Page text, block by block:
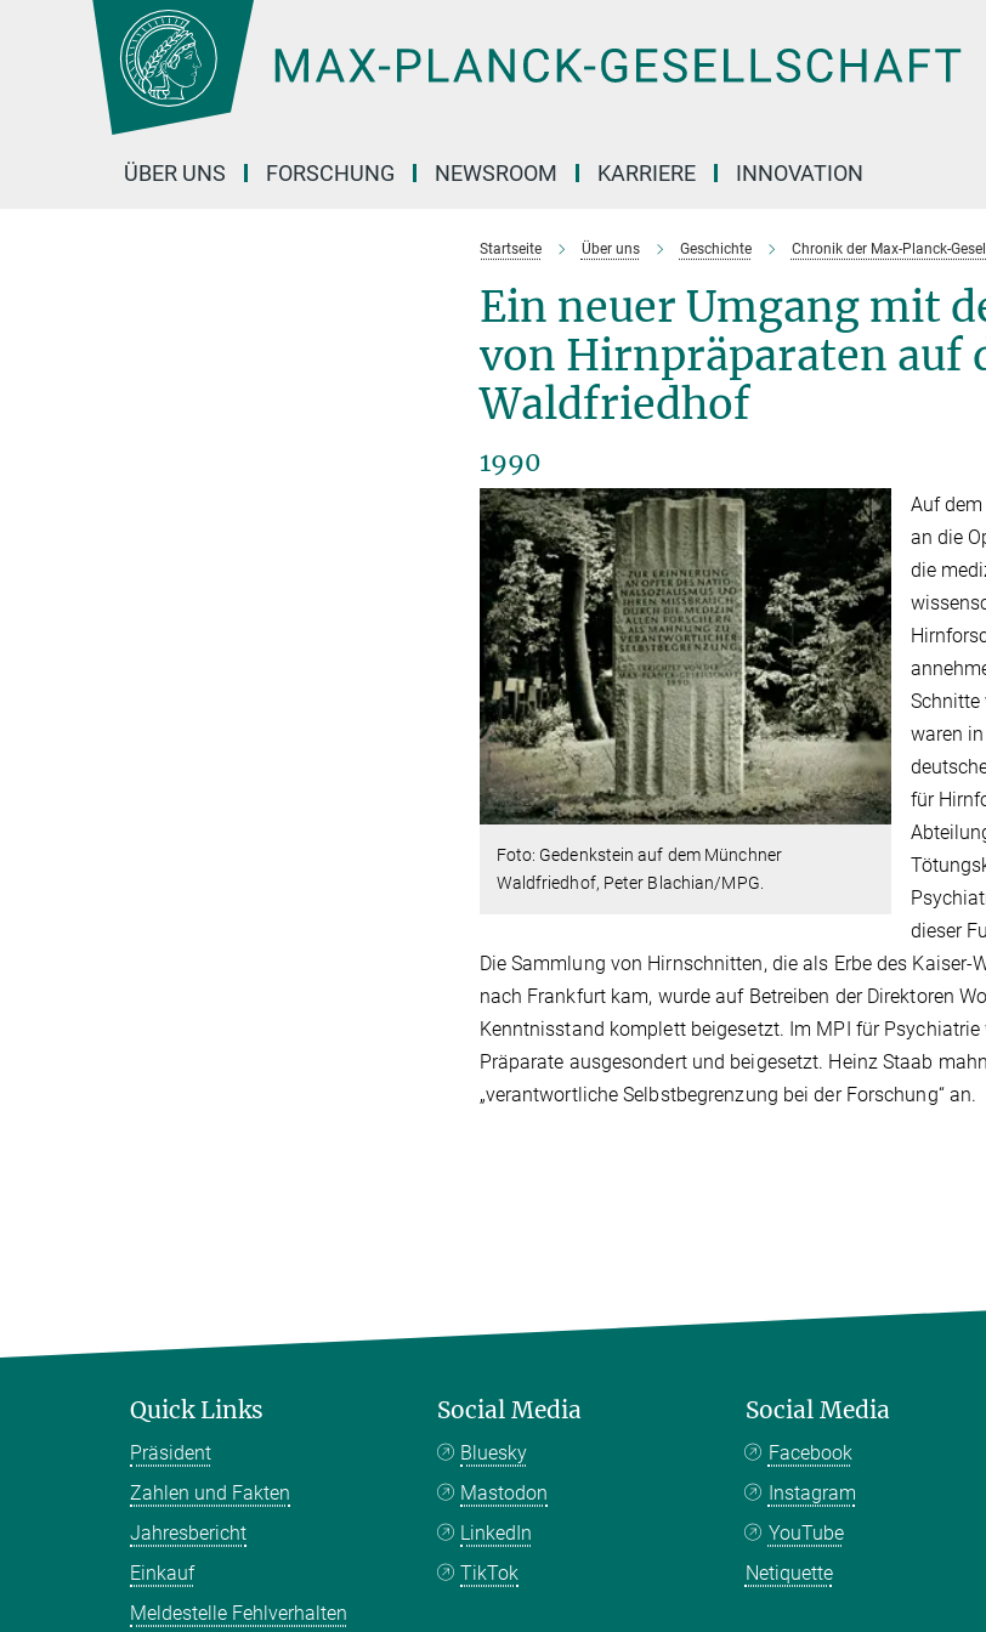
Hauptinhalt
ÜBER UNS FORSCHUNG NEWSROOM KARRIERE INNOVATION
Startseite Über uns Geschichte Chronik der Max-Planck-
Ein neuer Umgang mit
von Hirnpräparaten auf
Waldfriedhof
1990
Foto: Gedenkstein auf dem Münchner
Waldfriedhof, Peter Blachian/MPG.
Auf
an die
die
Schnitte
waren
für
dieser
Die Sammlung von Hirnschnitten, die als Erbe des
nach Frankfurt kam, wurde auf Betreiben der Direktoren
Kenntnisstand komplett beigesetzt. Im MPI für
Präparate ausgesondert und beigesetzt. Heinz Staab
„verantwortliche Selbstbegrenzung bei der Forschung“ an.
Quick Links
Präsident
Zahlen und Fakten
Jahresbericht
Einkauf
Meldestelle Fehlverhalten
Social Media
Bluesky
Mastodon
LinkedIn
TikTok
Social Media
Facebook
Instagram
YouTube
Netiquette